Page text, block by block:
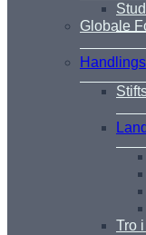
Globale
Tro